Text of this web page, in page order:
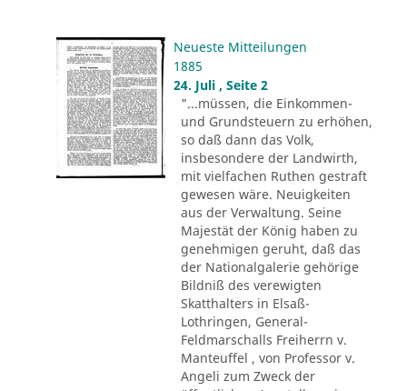
Neueste Mitteilungen
1885
24. Juli , Seite 2
"...müssen, die Einkommen-
und Grundsteuern zu erhöhen,
so daß dann das Volk,
insbesondere der Landwirth,
mit vielfachen Ruthen gestraft
gewesen wäre. Neuigkeiten
aus der Verwaltung. Seine
Majestät der König haben zu
genehmigen geruht, daß das
der Nationalgalerie gehörige
Bildniß des verewigten
Skatthalters in Elsaß-
Lothringen, General-
Feldmarschalls Freiherrn v.
Manteuffel , von Professor v.
Angeli zum Zweck der